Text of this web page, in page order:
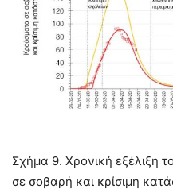
Σχήμα 9. Χρονική εξέλιξη
σε σοβαρή και κρίσιμη